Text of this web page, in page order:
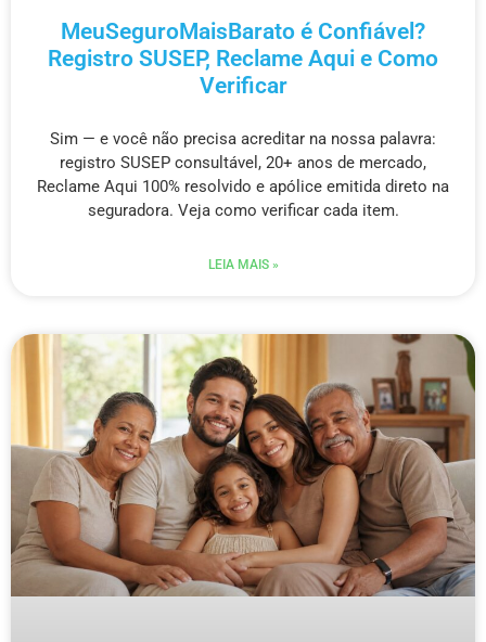
MeuSeguroMaisBarato é Confiável?
Registro SUSEP, Reclame Aqui e Como
Verificar
Sim — e você não precisa acreditar na nossa palavra:
registro SUSEP consultável, 20+ anos de mercado,
Reclame Aqui 100% resolvido e apólice emitida direto na
seguradora. Veja como verificar cada item.
LEIA MAIS »